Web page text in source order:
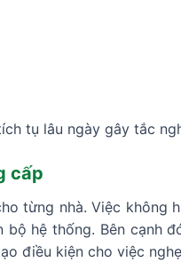
tụ lâu ngày gây tắc
cấp
từng nhà. Việc không
hệ thống. Bên cạnh
điều kiện cho việc